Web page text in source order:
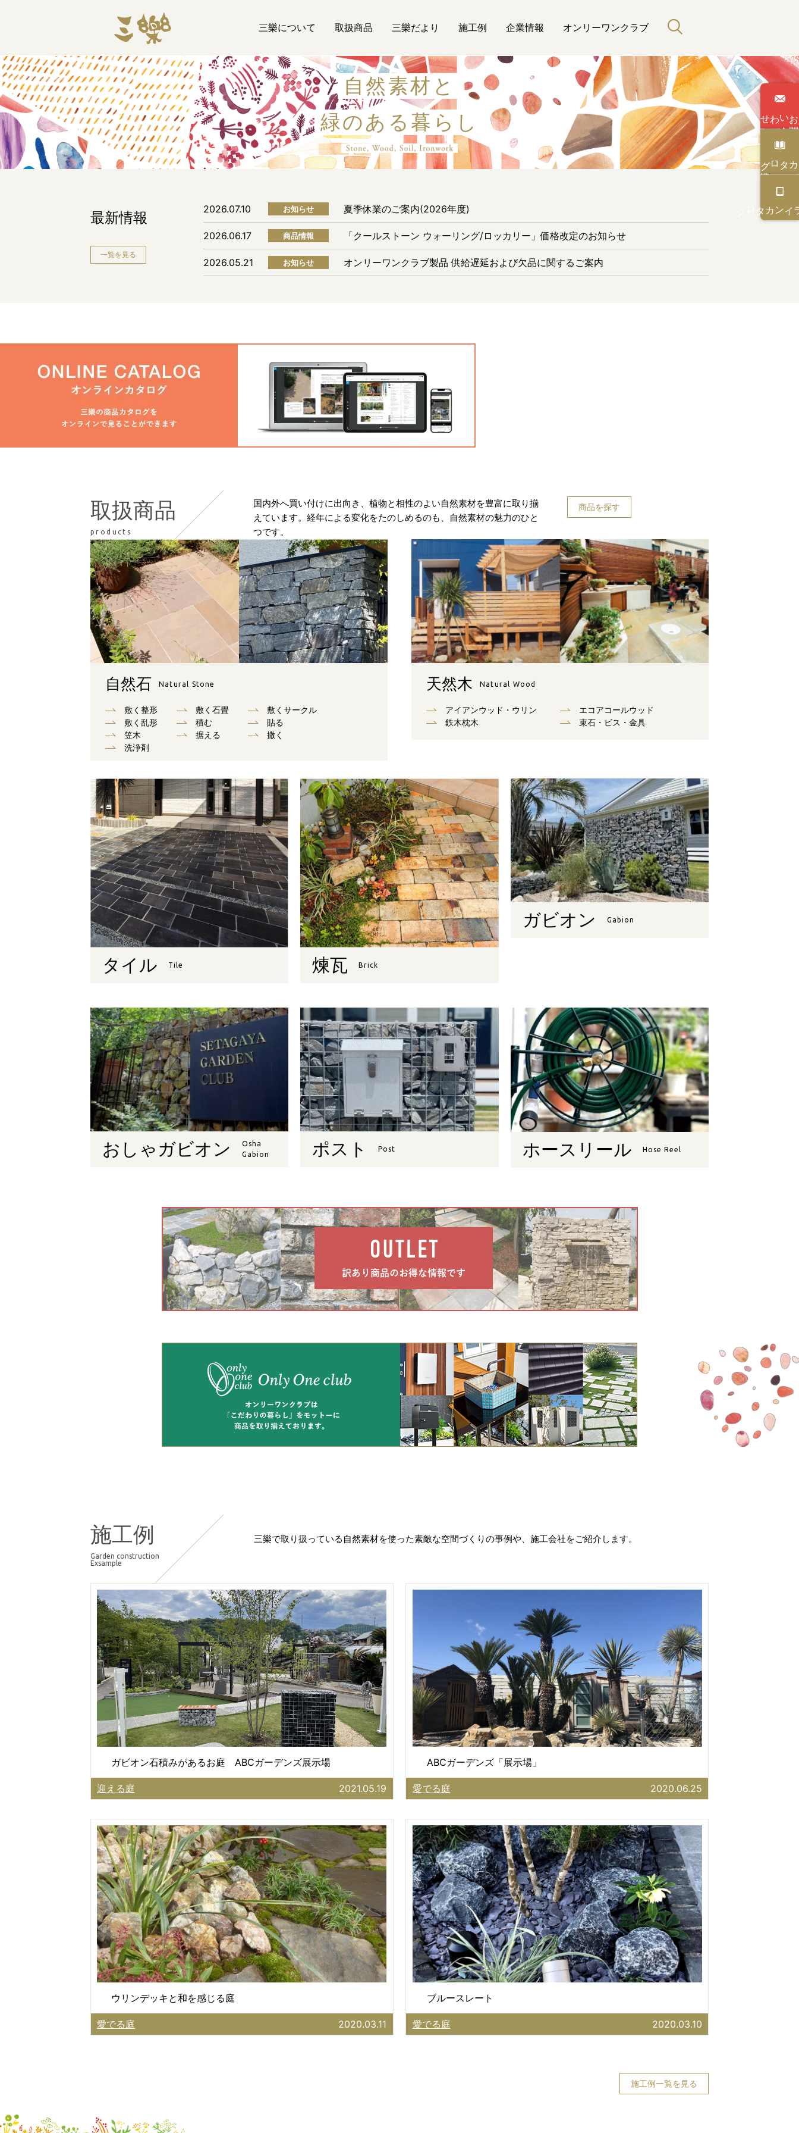
い
わせ
カタログ
オンライン
三樂について 取扱商品 三樂だより 施工例 企業情報 オンリーワンクラブ
自然素材と
緑のある暮らし
最新情報
一覧を見る
2026.07.10 お知らせ 夏季休業のご案内(2026年度)
2026.06.17 商品情報 「クールストーン ウォーリング/ロッカリー」価格改定のお知らせ
2026.05.21 お知らせ オンリーワンクラブ製品 供給遅延および欠品に関するご案内
取扱商品
products
国内外へ買い付けに出向き、植物と相性のよい自然素材を豊富に取り揃
えています。経年による変化をたのしめるのも、自然素材の魅力のひと
つです。
商品を探す
自然石 Natural Stone
敷く整形 敷く石畳
敷くサークル
敷く乱形
積む
貼る
笠木
据える
撒く
洗浄剤
天然木 Natural Wood
アイアンウッド・ウリン
エコアコールウッド
鉄木枕木
束⽯・ビス・⾦具
タイル Tile 煉瓦 Brick
ガビオン Gabion
おしゃガビオン
Osha
Gabion
ポスト Post ホースリール Hose Reel
施工例
Garden construction
Exsample
三樂で取り扱っている自然素材を使った素敵な空間づくりの事例や、施工会社をご紹介します。
ガビオン石積みがあるお庭 ABCガーデンズ展示場
迎える庭 2021.05.19
ABCガーデンズ「展示場」
愛でる庭 2020.06.25
ウリンデッキと和を感じる庭
愛でる庭 2020.03.11
ブルースレート
愛でる庭 2020.03.10
施工例一覧を見る